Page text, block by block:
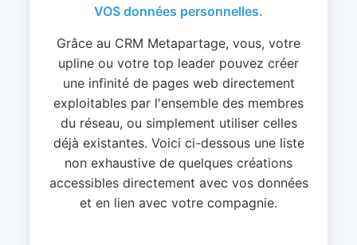
VOS données personnelles.
Grâce au CRM Metapartage, vous, votre
upline ou votre top leader pouvez créer
une infinité de pages web directement
exploitables par l'ensemble des membres
du réseau, ou simplement utiliser celles
déjà existantes. Voici ci-dessous une liste
non exhaustive de quelques créations
accessibles directement avec vos données
et en lien avec votre compagnie.